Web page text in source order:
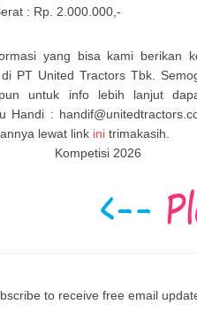
: Rp. 2.000.000,-
yang bisa kami berikan
di PT United Tractors Tbk.
untuk info lebih lanjut
Handi :
lewat link ini trimakasih.
Kompetisi 2026
to receive free email